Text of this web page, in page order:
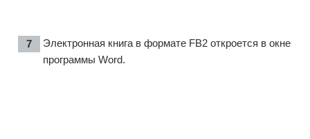
Электронная книга в формате FB2 откроется в окне
программы Word.